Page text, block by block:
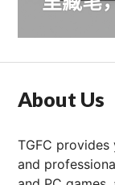
文
About Us
TGFC
and